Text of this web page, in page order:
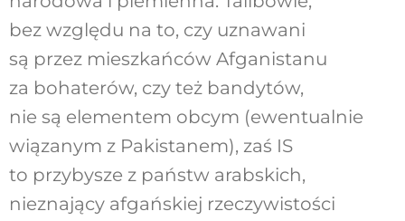
bez względu na to, czy uznawani
są przez mieszkańców Afganistanu
za bohaterów, czy też bandytów,
nie są elementem obcym (ewentualnie
wiązanym z Pakistanem), zaś IS
to przybysze z państw arabskich,
nieznający afgańskiej rzeczywistości